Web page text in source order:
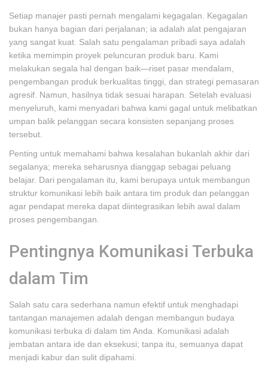
Setiap manajer pasti pernah mengalami kegagalan. Kegagalan
bukan hanya bagian dari perjalanan; ia adalah alat pengajaran
yang sangat kuat. Salah satu pengalaman pribadi saya adalah
ketika memimpin proyek peluncuran produk baru. Kami
melakukan segala hal dengan baik—riset pasar mendalam,
pengembangan produk berkualitas tinggi, dan strategi pemasaran
agresif. Namun, hasilnya tidak sesuai harapan. Setelah evaluasi
menyeluruh, kami menyadari bahwa kami gagal untuk melibatkan
umpan balik pelanggan secara konsisten sepanjang proses
tersebut.
Penting untuk memahami bahwa kesalahan bukanlah akhir dari
segalanya; mereka seharusnya dianggap sebagai peluang
belajar. Dari pengalaman itu, kami berupaya untuk membangun
struktur komunikasi lebih baik antara tim produk dan pelanggan
agar pendapat mereka dapat diintegrasikan lebih awal dalam
proses pengembangan.
Pentingnya Komunikasi Terbuka
dalam Tim
Salah satu cara sederhana namun efektif untuk menghadapi
tantangan manajemen adalah dengan membangun budaya
komunikasi terbuka di dalam tim Anda. Komunikasi adalah
jembatan antara ide dan eksekusi; tanpa itu, semuanya dapat
menjadi kabur dan sulit dipahami.